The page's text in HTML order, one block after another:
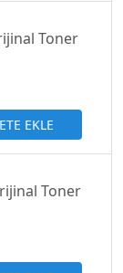
Toner
EKLE
Toner